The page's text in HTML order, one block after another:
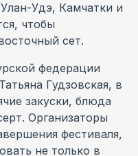
Удэ, Камчатки и
чтобы
сет.
федерации
Гудзовская, в
закуски, блюда
Организаторы
фестиваля,
не только в